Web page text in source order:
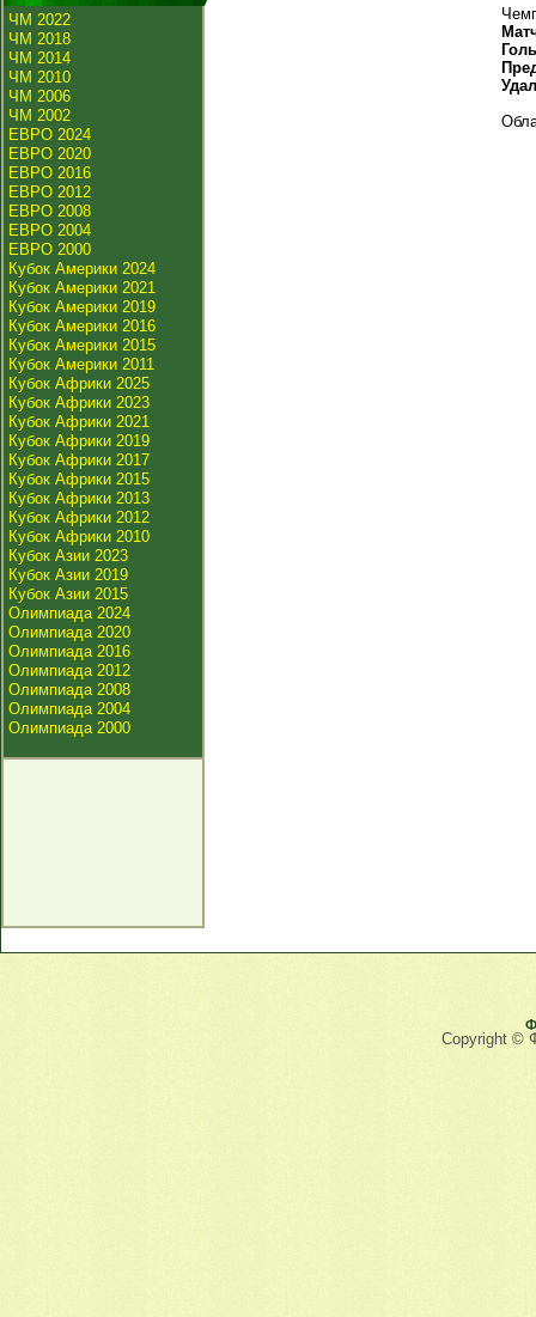
ЧМ 2022
ЧМ 2018
ЧМ 2014
ЧМ 2010
ЧМ 2006
ЧМ 2002
ЕВРО 2024
ЕВРО 2020
ЕВРО 2016
ЕВРО 2012
ЕВРО 2008
ЕВРО 2004
ЕВРО 2000
Кубок Америки 2024
Кубок Америки 2021
Кубок Америки 2019
Кубок Америки 2016
Кубок Америки 2015
Кубок Америки 2011
Кубок Африки 2025
Кубок Африки 2023
Кубок Африки 2021
Кубок Африки 2019
Кубок Африки 2017
Кубок Африки 2015
Кубок Африки 2013
Кубок Африки 2012
Кубок Африки 2010
Кубок Азии 2023
Кубок Азии 2019
Кубок Азии 2015
Олимпиада 2024
Олимпиада 2020
Олимпиада 2016
Олимпиада 2012
Олимпиада 2008
Олимпиада 2004
Олимпиада 2000
Copyright ©